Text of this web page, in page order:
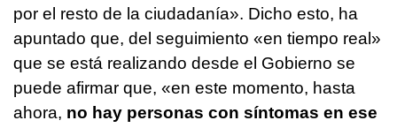
por el resto de la ciudadanía». Dicho esto, ha
apuntado que, del seguimiento «en tiempo real»
que se está realizando desde el Gobierno se
puede afirmar que, «en este momento, hasta
ahora, no hay personas con síntomas en ese